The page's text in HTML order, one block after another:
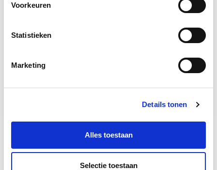
Voorkeuren
Statistieken
Marketing
Details tonen
Alles toestaan
Selectie toestaan
Kunnen benoemen van de ontwikkeling die de
doorgemaakt (ruwe schets).